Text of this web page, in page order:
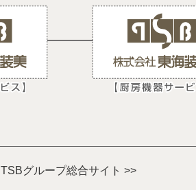
TSBグループ総合サイト >>